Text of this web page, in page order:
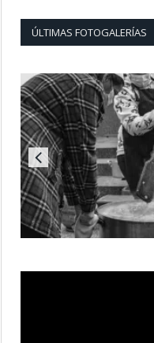
ÚLTIMAS FOTOGALERÍAS